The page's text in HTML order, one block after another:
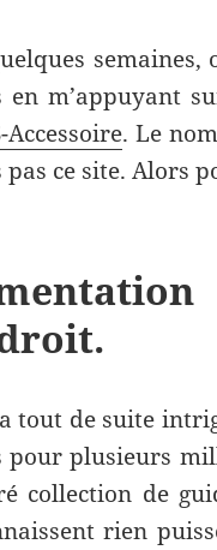
semaines,
en m’appuyant
Accessoire. Le
pas ce site. Alors
tout de suite
pour plusieurs
collection de
rien